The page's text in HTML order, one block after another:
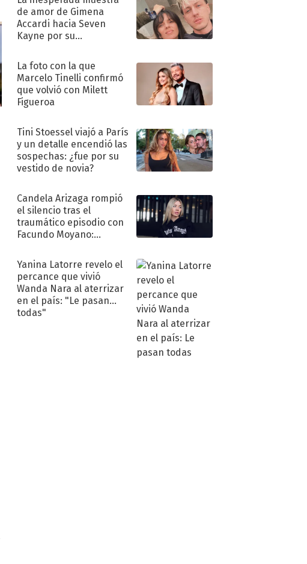
de amor de Gimena
Accardi hacia Seven
Kayne por su
La foto con la que
Marcelo Tinelli confirmó
que volvió con Milett
Figueroa
Tini Stoessel viajó a París
y un detalle encendió las
sospechas: ¿fue por su
vestido de novia?
Candela Arizaga rompió
el silencio tras el
traumático episodio con
Facundo Moyano:
Yanina Latorre revelo el
percance que vivió
Wanda Nara al aterrizar
en el país: "Le pasan
todas"